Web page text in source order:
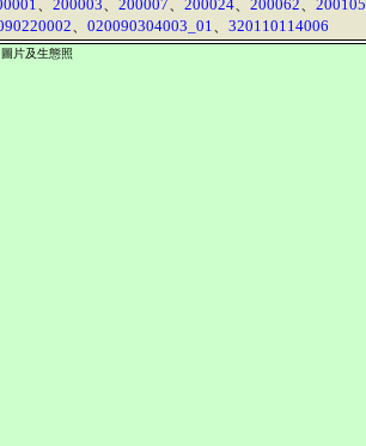
、 200003、 200007、 200024、 200062、 200105
、 020090304003_01、 320110114006
片及生態照